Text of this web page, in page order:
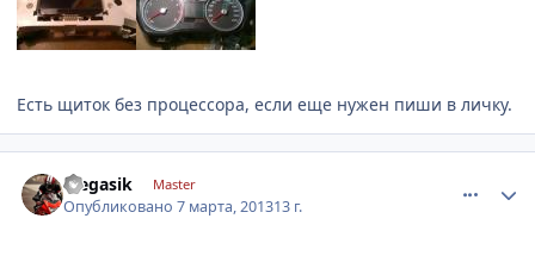
Есть щиток без процессора, если еще нужен пиши в личку.
olegasik Master
Опубликовано7 марта, 201313 г.